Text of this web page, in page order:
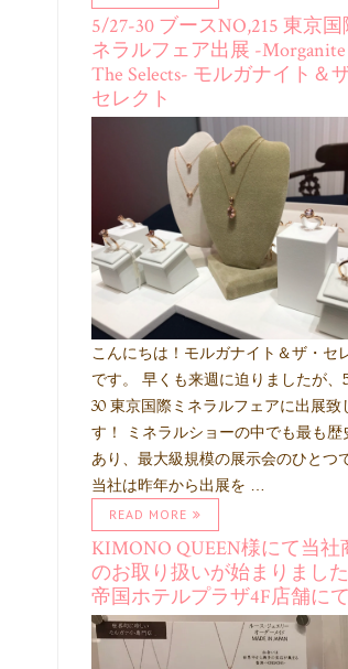
5/27-30 ブースNO,215 東京国
ネラルフェア出展 -
The Selects- モルガナイト＆
セレクト
こんにちは！モルガナイト＆ザ・セ
です。 早くも来週に迫りましたが、
30 東京国際ミネラルフェアに出展致
す！ ミネラルショーの中でも最も歴
あり、最大級規模の展示会のひとつ
当社は昨年から出展を …
READ MORE
KIMONO QUEEN様にて当社
のお取り扱いが始まりまし
帝国ホテルプラザ4F店舗にて